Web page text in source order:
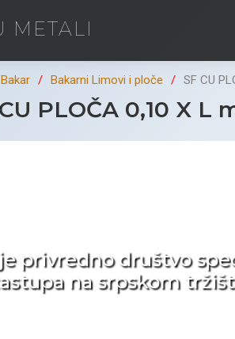
METALI
Bakar Bakarni Limovi i ploče SF CU
PLOČA 0,10 X L
privredno društvo
na srpskom